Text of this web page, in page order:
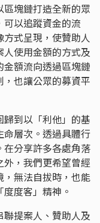
塊鏈打造全新的眾
以追蹤資金的流
式呈現，使贊助人
使用金額的方式及
額流向透過區塊鏈
也讓公眾的募資平
到以「利他」的基
層次。透過具體行
分享許多各處角落
，我們更希望曾經
無法自拔時，也能
度客」精神。
提案人、贊助人及